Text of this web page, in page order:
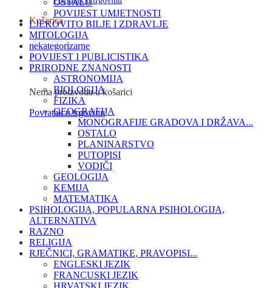
Košarica
Nema proizvoda u košarici
Povratak u trgovinu
OSTALO
POVIJEST UMJETNOSTI
LJEKOVITO BILJE I ZDRAVLJE
MITOLOGIJA
nekategorizarne
POVIJEST I PUBLICISTIKA
PRIRODNE ZNANOSTI
ASTRONOMIJA
BIOLOGIJA
FIZIKA
GEOGRAFIJA
MONOGRAFIJE GRADOVA I DRŽAVA...
OSTALO
PLANINARSTVO
PUTOPISI
VODIČI
GEOLOGIJA
KEMIJA
MATEMATIKA
PSIHOLOGIJA, POPULARNA PSIHOLOGIJA,
ALTERNATIVA
RAZNO
RELIGIJA
RJEČNICI, GRAMATIKE, PRAVOPISI...
ENGLESKI JEZIK
FRANCUSKI JEZIK
HRVATSKI JEZIK